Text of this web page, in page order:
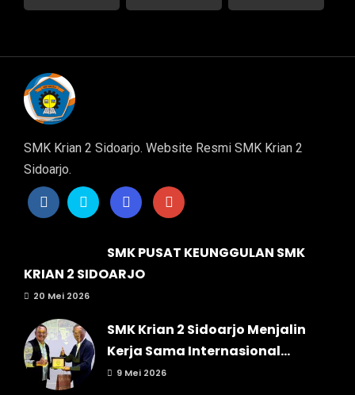
SMK Krian 2 Sidoarjo. Website Resmi SMK Krian 2
Sidoarjo.
SMK PUSAT KEUNGGULAN SMK
KRIAN 2 SIDOARJO
20 Mei 2026
SMK Krian 2 Sidoarjo Menjalin
Kerja Sama Internasional...
9 Mei 2026